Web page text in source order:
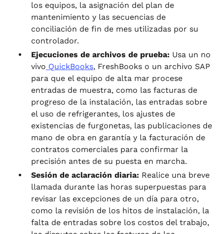
los equipos, la asignación del plan de
mantenimiento y las secuencias de
conciliación de fin de mes utilizadas por su
controlador.
Ejecuciones de archivos de prueba: Usa un no
vivo QuickBooks, FreshBooks o un archivo SAP
para que el equipo de alta mar procese
entradas de muestra, como las facturas de
progreso de la instalación, las entradas sobre
el uso de refrigerantes, los ajustes de
existencias de furgonetas, las publicaciones de
mano de obra en garantía y la facturación de
contratos comerciales para confirmar la
precisión antes de su puesta en marcha.
Sesión de aclaración diaria: Realice una breve
llamada durante las horas superpuestas para
revisar las excepciones de un día para otro,
como la revisión de los hitos de instalación, la
falta de entradas sobre los costos del trabajo,